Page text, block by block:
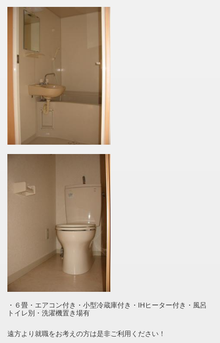
・６畳・エアコン付き・小型冷蔵庫付き・IHヒーター付き・風呂
トイレ別・洗濯機置き場有
遠方より就職をお考えの方は是非ご利用ください！